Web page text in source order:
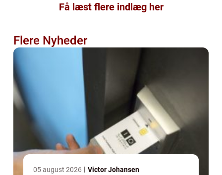
Få læst flere indlæg her
Flere Nyheder
05 august 2026 Victor Johansen